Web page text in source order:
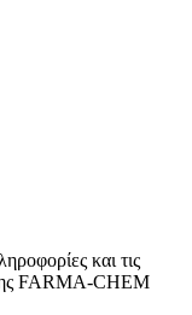
και τις
της FARMA-CHEM